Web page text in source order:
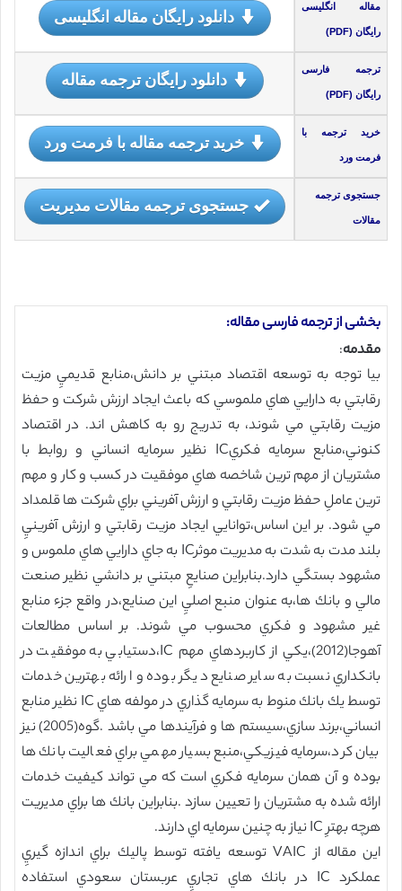
مقاله انگلیسی
رایگان (PDF)
دانلود رایگان مقاله انگلیسی
ترجمه فارسی
رایگان (PDF)
دانلود رایگان ترجمه مقاله
خرید ترجمه با
فرمت ورد
خرید ترجمه مقاله با فرمت ورد
جستجوی ترجمه
مقالات
جستجوی ترجمه مقالات مدیریت
بخشی از ترجمه فارسی مقاله:
مقدمه:
بيا توجه به توسعه اقتصاد مبتني بر دانش،منابع قديميِ مزيت
رقابتي به دارايي هاي ملموسي كه باعث ايجاد ارزش شركت و حفظ
مزيت رقابتي مي شوند، به تدريج رو به كاهش اند. در اقتصاد
كنوني،منابع سرمايه فكريIC نظير سرمايه انساني و روابط با
مشتريان از مهم ترين شاخصه هاي موفقيت در كسب و كار و مهم
ترين عاملِ حفظ مزيت رقابتي و ارزش آفريني براي شركت ها قلمداد
مي شود. بر اين اساس،توانايي ايجاد مزيت رقابتي و ارزش آفرينيِ
بلند مدت به شدت به مديريت موثرIC به جاي دارايي هاي ملموس و
مشهود بستگي دارد.بنابراين صنايعِ مبتني بر دانشي نظير صنعت
مالي و بانك ها،به عنوان منبع اصليِ اين صنايع،در واقع جزء منابع
غير مشهود و فكري محسوب مي شوند. بر اساس مطالعات
آهوجا(2012)،يكي از كاربردهاي مهم IC،دستيابي به موفقيت در
بانكداري نسبت به ساير صنايع ديگر بوده و ارائه بهترين خدمات
توسط يك بانك منوط به سرمايه گذاري در مولفه هاي IC نظير منابع
انساني،برند سازي،سيستم ها و فرآيندها مي باشد .گوه(2005) نيز
بيان كرد،سرمايه فيزيكي،منبع بسيار مهمي براي فعاليت بانك ها
بوده و آن همان سرمايه فكري است كه مي تواند كيفيت خدمات
ارائه شده به مشتريان را تعيين سازد .بنابراين بانك ها براي مديريت
هرچه بهترِ IC نياز به چنين سرمايه اي دارند.
اين مقاله از VAIC توسعه يافته توسط پاليك براي اندازه گيريِ
عملكرد IC در بانك هاي تجاريِ عربستان سعودي استفاده